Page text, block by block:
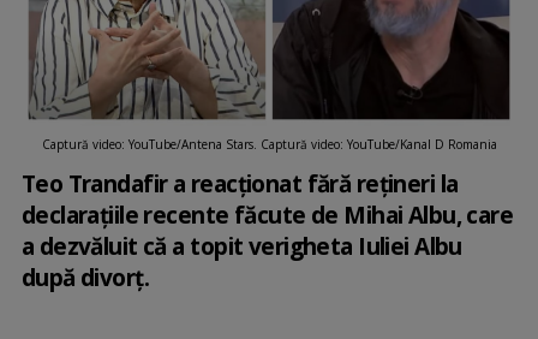
Captură video: YouTube/Antena Stars. Captură video: YouTube/Kanal D Romania
Teo Trandafir a reacționat fără rețineri la
declarațiile recente făcute de Mihai Albu, care
a dezvăluit că a topit verigheta Iuliei Albu
după divorț.